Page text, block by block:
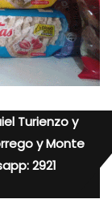
Turienzo y
y Monte
2921